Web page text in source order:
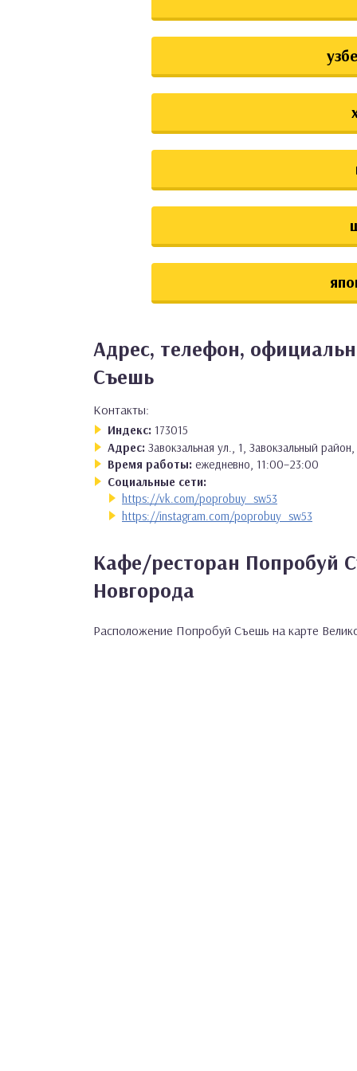
Адрес, телефон,
Съешь
Контакты:
Индекс: 173015
Адрес: Завокзальная ул., 1, Завокзальный
Время работы: ежедневно, 11:00–23:00
Социальные сети:
https://vk.com/poprobuy_sw53
https://instagram.com/poprobuy_sw53
Кафе/ресторан Попробуй
Новгорода
Расположение Попробуй Съешь на карте